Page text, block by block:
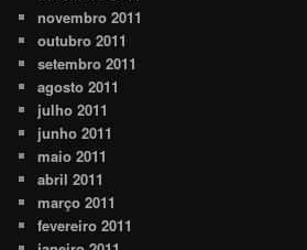
novembro 2011
outubro 2011
setembro 2011
agosto 2011
julho 2011
junho 2011
maio 2011
abril 2011
março 2011
fevereiro 2011